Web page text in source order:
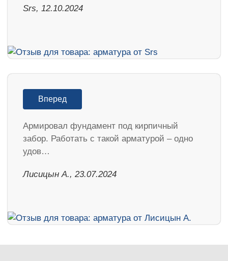
Srs, 12.10.2024
Вперед
Армировал фундамент под кирпичный
забор. Работать с такой арматурой – одно
удов…
Лисицын А., 23.07.2024